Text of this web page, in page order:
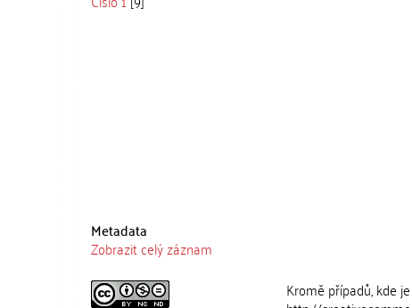
Metadata
Zobrazit celý záznam
Kromě případů, kde